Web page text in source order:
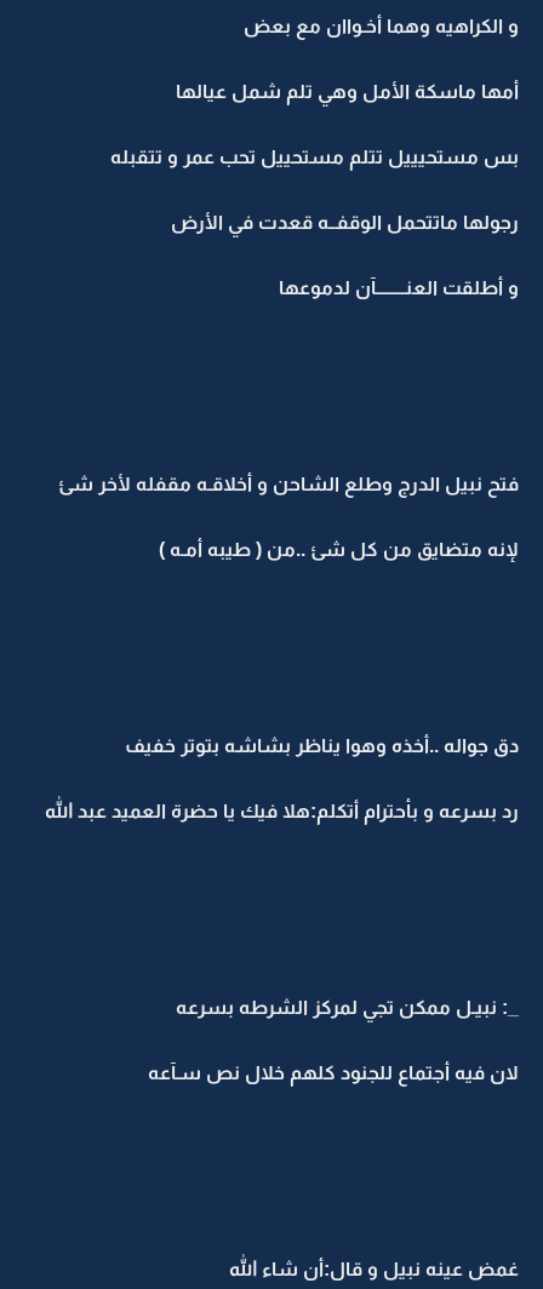
و الكراهيه وهما أخـواان مع بعض
أمها ماسكة الأمل وهي تلم شمل عيالها
بس مستحيييل تتلم مستحييل تحب عمر و تتقبله
رجولها ماتتحمل الوقفــه قعدت في الأرض
و أطلقت العنــــــــآن لدموعها
فتح نبيل الدرج وطلع الشاحن و أخلاقـه مقفله لأخر شئ
لإنه متضايق من كل شئ ..من ( طيبه أمـه )
دق جواله ..أخذه وهوا يناظر بشاشه بتوتر خفيف
رد بسرعه و بأحترام أتكلم:هلا فيك يا حضرة العميد عبد الله
_: نبيـل ممكن تجي لمركز الشرطه بسرعه
لان فيه أجتماع للجنود كلهم خلال نص سـآعه
غمض عينه نبيل و قال:أن شاء الله